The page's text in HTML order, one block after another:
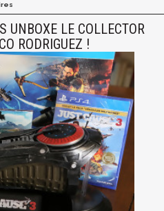
UNBOXE LE COLLECTOR
RODRIGUEZ !